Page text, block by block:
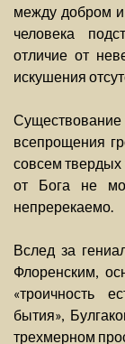
между добром и
человека
отличие от
искушения
всепрощения
совсем твердых
от Бога не
непререкаемо.
Вслед за
Флоренским,
«троичность
бытия»,
трехмерном